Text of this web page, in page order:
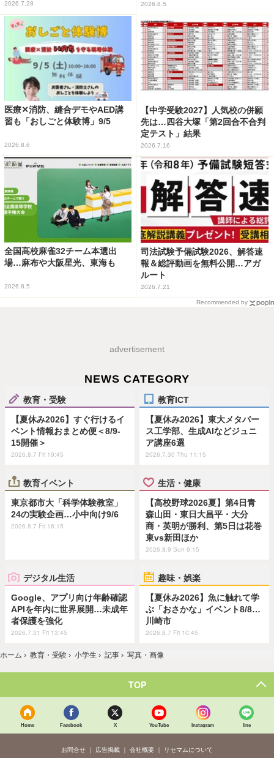
2026.7.28 2026.8.5
医療✕消防、縫合デモやAED講
習も「おしごと体験博」9/5
2026.8.6
【中学受験2027】人気校の併願
先は…四谷大塚「第2回合不合判
定テスト」結果
2026.7.16
全国高校麻雀32チーム本選出
場…麻布や大阪星光、東海も
2026.8.5
司法試験予備試験2026、解答速
報＆総評動画を無料公開…アガ
ルート
2026.7.21
Recommended by
advertisement
NEWS CATEGORY
教育・受験
【夏休み2026】すぐ行けるイ
ベント情報おまとめ便＜8/9-
15開催＞
2026.8.7 Fri 19:45
教育ICT
【夏休み2026】東大メタバー
ス工学部、生成AIなどジュニ
ア講座6選
2026.7.30 Thu 11:15
教育イベント
東京都市大「科学体験教室」
24の実験企画…小中向け9/6
2026.8.7 Fri 18:15
生活・健康
【高校野球2026夏】第4日青
森山田・東日大昌平・大分
商・英明が勝利、第5日は花巻
東vs新田ほか
2026.8.9 Sun 9:15
デジタル生活
Google、アプリ向け年齢確認
APIを年内に世界展開…未成年
者保護を強化
2026.7.31 Fri 13:45
趣味・娯楽
【夏休み2026】魚に触れて学
ぶ「おさかな」イベント8/8…
川崎市
2026.8.7 Fri 10:45
ホーム › 教育・受験 › 小学生 › 記事 › 写真・画像
TOP
Home Facebook X YouTube Instagram line
お問合せ 広告掲載 会社概要
リセマムについて